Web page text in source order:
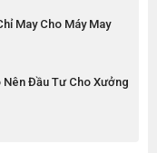
May Cho Máy May
Nên Đầu Tư Cho Xưởng